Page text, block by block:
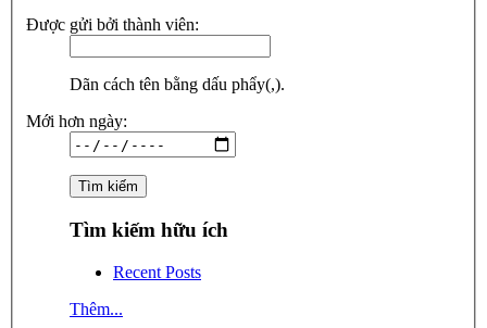
Được gửi bởi thành viên:
Dãn cách tên bằng dấu phẩy(,).
Mới hơn ngày:
Tìm kiếm hữu ích
Recent Posts
Thêm...